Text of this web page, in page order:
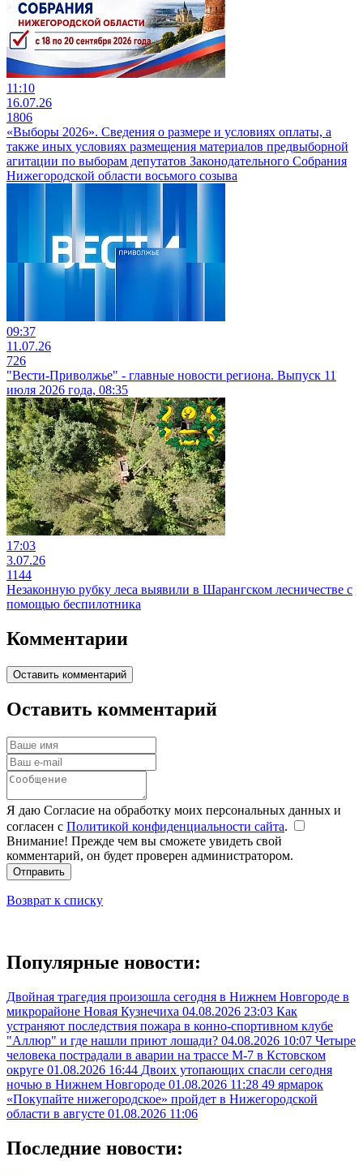
11:10
16.07.26
1806
«Выборы 2026». Сведения о размере и условиях оплаты, а
также иных условиях размещения материалов предвыборной
агитации по выборам депутатов Законодательного Собрания
Нижегородской области восьмого созыва
09:37
11.07.26
726
"Вести-Приволжье" - главные новости региона. Выпуск 11
июля 2026 года, 08:35
17:03
3.07.26
1144
Незаконную рубку леса выявили в Шарангском лесничестве с
помощью беспилотника
Комментарии
Оставить комментарий
Оставить комментарий
Я даю Согласие на обработку моих персональных данных и
согласен с Политикой конфиденциальности сайта.
Внимание! Прежде чем вы сможете увидеть свой
комментарий, он будет проверен администратором.
Отправить
Возврат к списку
Популярные новости:
Двойная трагедия произошла сегодня в Нижнем Новгороде в
микрорайоне Новая Кузнечиха 04.08.2026 23:03 Как
устраняют последствия пожара в конно-спортивном клубе
"Аллюр" и где нашли приют лошади? 04.08.2026 10:07 Четыре
человека пострадали в аварии на трассе М-7 в Кстовском
округе 01.08.2026 16:44 Двоих утопающих спасли сегодня
ночью в Нижнем Новгороде 01.08.2026 11:28 49 ярмарок
«Покупайте нижегородское» пройдет в Нижегородской
области в августе 01.08.2026 11:06
Последние новости: